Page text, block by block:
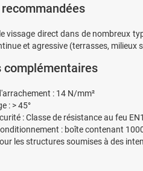
vissage direct dans de nombreux
et agressive (terrasses, milieux
complémentaires
: 14 N/mm²
: > 45°
: Classe de résistance au feu
: boîte contenant
les structures soumises à des